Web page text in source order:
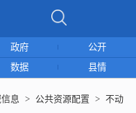
政府
公开
数据 县情
息 > 公共资源配置 > 不动